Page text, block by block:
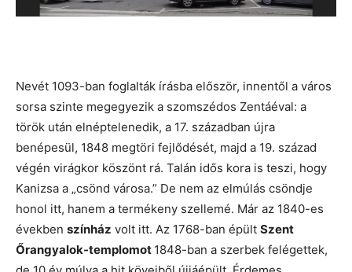
Nevét 1093-ban foglalták írásba először, innentől a város
sorsa szinte megegyezik a szomszédos Zentáéval: a
török után elnéptelenedik, a 17. században újra
benépesül, 1848 megtöri fejlődését, majd a 19. század
végén virágkor köszönt rá. Talán idős kora is teszi, hogy
Kanizsa a „csönd városa.” De nem az elmúlás csöndje
honol itt, hanem a termékeny szellemé. Már az 1840-es
években színház volt itt. Az 1768-ban épült Szent
Őrangyalok-templomot 1848-ban a szerbek felégettek,